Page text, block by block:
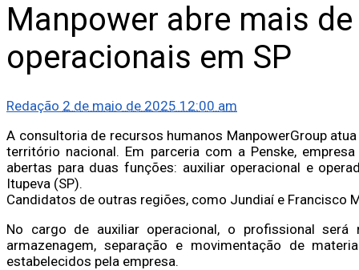
Manpower abre mais
operacionais em SP
Redação 2 de maio de 2025 12:00 am
A consultoria de recursos humanos ManpowerGroup
território nacional. Em parceria com a Penske,
abertas para duas funções: auxiliar operacional e
Itupeva (SP).
Candidatos de outras regiões, como Jundiaí e Francisco
No cargo de auxiliar operacional, o profissional
armazenagem, separação e movimentação de
estabelecidos pela empresa.